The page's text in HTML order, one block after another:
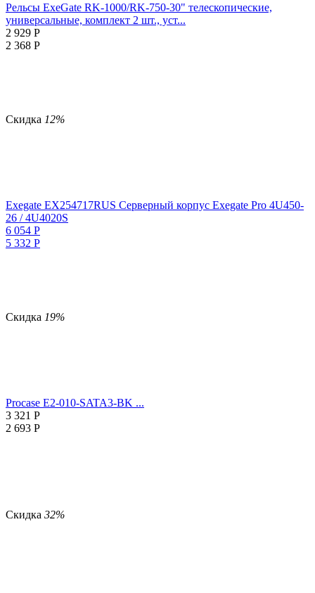
Рельсы ExeGate RK-1000/RK-750-30" телескопические,
универсальные, комплект 2 шт., уст...
2 929 Р
2 368 Р
Скидка 12%
Exegate EX254717RUS Серверный корпус Exegate Pro 4U450-
26 / 4U4020S
6 054 Р
5 332 Р
Скидка 19%
Procase E2-010-SATA3-BK ...
3 321 Р
2 693 Р
Скидка 32%